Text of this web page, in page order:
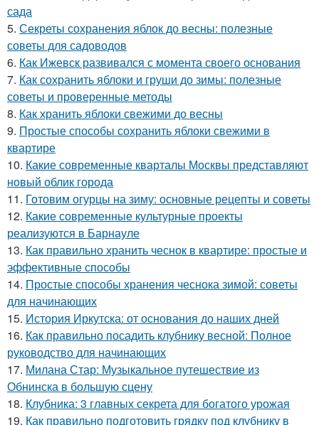
сада
5. Секреты сохранения яблок до весны: полезные
советы для садоводов
6. Как Ижевск развивался с момента своего основания
7. Как сохранить яблоки и груши до зимы: полезные
советы и проверенные методы
8. Как хранить яблоки свежими до весны
9. Простые способы сохранить яблоки свежими в
квартире
10. Какие современные кварталы Москвы представляют
новый облик города
11. Готовим огурцы на зиму: основные рецепты и советы
12. Какие современные культурные проекты
реализуются в Барнауле
13. Как правильно хранить чеснок в квартире: простые и
эффективные способы
14. Простые способы хранения чеснока зимой: советы
для начинающих
15. История Иркутска: от основания до наших дней
16. Как правильно посадить клубнику весной: Полное
руководство для начинающих
17. Милана Стар: Музыкальное путешествие из
Обнинска в большую сцену
18. Клубника: 3 главных секрета для богатого урожая
19. Как правильно подготовить грядку под клубнику в